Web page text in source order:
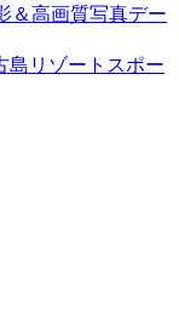
＆高画質写真デー
島リゾートスポー